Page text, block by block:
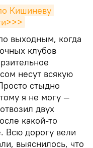
Кишиневу
выходным, когда
клубов
несут всякую
стыдно
я не могу —
двух
какой-то
Всю дорогу вели
выяснилось, что